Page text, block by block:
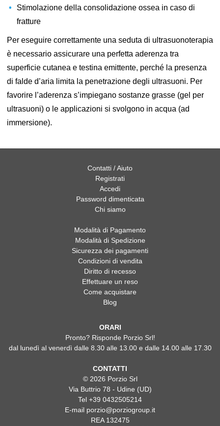
Stimolazione della consolidazione ossea in caso di
fratture
Per eseguire correttamente una seduta di ultrasuonoterapia
è necessario assicurare una perfetta aderenza tra
superficie cutanea e testina emittente, perché la presenza
di falde d’aria limita la penetrazione degli ultrasuoni. Per
favorire l’aderenza s’impiegano sostanze grasse (gel per
ultrasuoni) o le applicazioni si svolgono in acqua (ad
immersione).
Contatti / Aiuto
Registrati
Accedi
Password dimenticata
Chi siamo
Modalità di Pagamento
Modalità di Spedizione
Sicurezza dei pagamenti
Condizioni di vendita
Diritto di recesso
Effettuare un reso
Come acquistare
Blog
ORARI
Pronto? Risponde Porzio Srl!
dal lunedì al venerdì dalle 8.30 alle 13.00 e dalle 14.00 alle 17.30
CONTATTI
© 2026 Porzio Srl
Via Buttrio 78 - Udine (UD)
Tel+39 0432505214
E-mailporzio@porziogroup.it
REA 132475